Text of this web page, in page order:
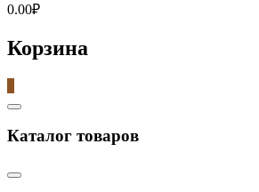
0.00₽
Корзина
Catalog
Каталог товаров